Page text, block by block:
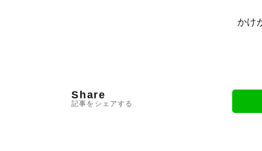
かけ
Share
記事をシェアする